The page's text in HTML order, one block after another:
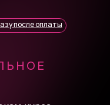
6
после оплаты